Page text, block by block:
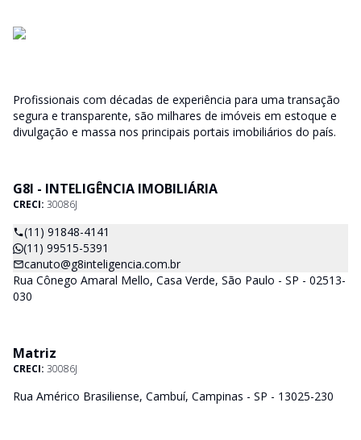
Profissionais com décadas de experiência para uma transação
segura e transparente, são milhares de imóveis em estoque e
divulgação e massa nos principais portais imobiliários do país.
G8I - INTELIGÊNCIA IMOBILIÁRIA
CRECI: 30086J
(11) 91848-4141
(11) 99515-5391
canuto@g8inteligencia.com.br
Rua Cônego Amaral Mello, Casa Verde, São Paulo - SP - 02513-
030
Matriz
CRECI: 30086J
Rua Américo Brasiliense, Cambuí, Campinas - SP - 13025-230